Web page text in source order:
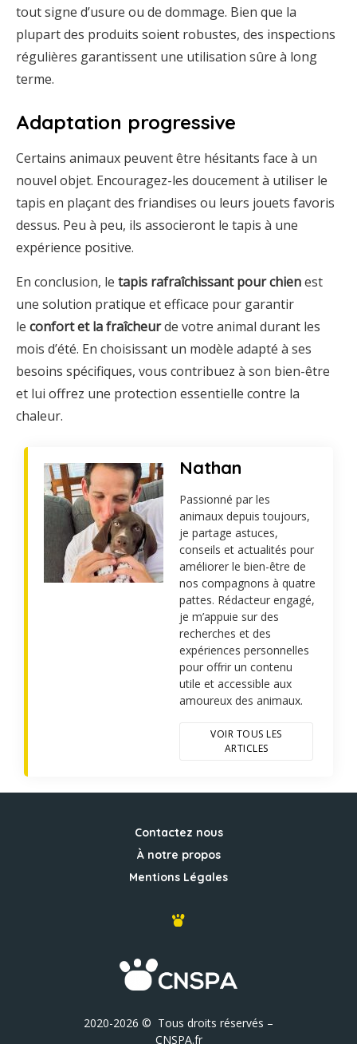
tout signe d’usure ou de dommage. Bien que la
plupart des produits soient robustes, des inspections
régulières garantissent une utilisation sûre à long
terme.
Adaptation progressive
Certains animaux peuvent être hésitants face à un
nouvel objet. Encouragez-les doucement à utiliser le
tapis en plaçant des friandises ou leurs jouets favoris
dessus. Peu à peu, ils associeront le tapis à une
expérience positive.
En conclusion, le tapis rafraîchissant pour chienest
une solution pratique et efficace pour garantir
le confort et la fraîcheurde votre animal durant les
mois d’été. En choisissant un modèle adapté à ses
besoins spécifiques, vous contribuez à son bien-être
et lui offrez une protection essentielle contre la
chaleur.
Nathan
Passionné par les
animaux depuis toujours,
je partage astuces,
conseils et actualités pour
améliorer le bien-être de
nos compagnons à quatre
pattes. Rédacteur engagé,
je m’appuie sur des
recherches et des
expériences personnelles
pour offrir un contenu
utile et accessible aux
amoureux des animaux.
VOIR TOUS LES
ARTICLES
Contactez nous
À notre propos
Mentions Légales
2020-2026 © Tous droits réservés –
CNSPA.fr